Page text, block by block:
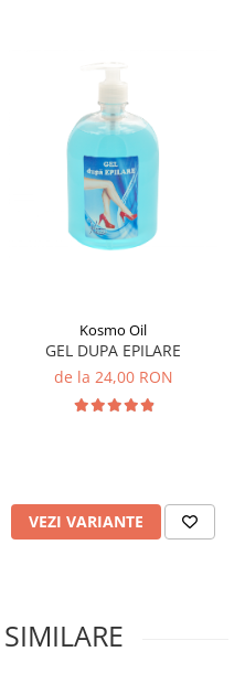
Kosmo Oil
GEL DUPA EPILARE
de la 24,00 RON
VEZI VARIANTE